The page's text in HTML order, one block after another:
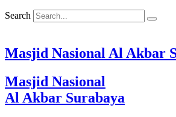
Search
Masjid Nasional Al Akbar
Masjid Nasional
Al Akbar Surabaya